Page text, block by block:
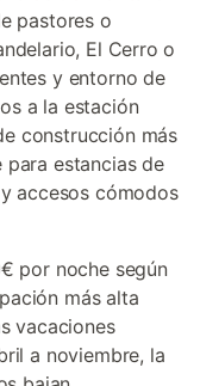
pastores o
El Cerro o
y entorno de
a la estación
construcción más
para estancias de
accesos cómodos
por noche según
más alta
vacaciones
a noviembre, la